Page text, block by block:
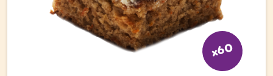
Kontakta oss
x60